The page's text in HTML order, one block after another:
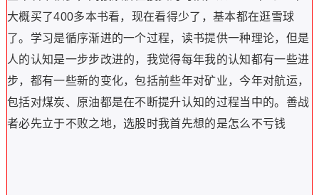
大概买了400多本书看，现在看得少了，基本都在逛雪球
了。学习是循序渐进的一个过程，读书提供一种理论，但是
人的认知是一步步改进的，我觉得每年我的认知都有一些进
步，都有一些新的变化，包括前些年对矿业，今年对航运，
包括对煤炭、原油都是在不断提升认知的过程当中的。善战
者必先立于不败之地，选股时我首先想的是怎么不亏钱